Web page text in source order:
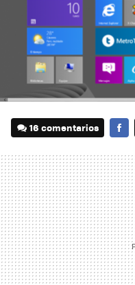
16 comentarios